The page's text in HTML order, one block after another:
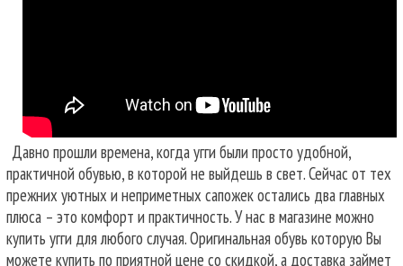
Давно прошли времена, когда угги были просто удобной,
практичной обувью, в которой не выйдешь в свет. Сейчас от тех
прежних уютных и неприметных сапожек остались два главных
плюса – это комфорт и практичность. У нас в магазине можно
купить угги для любого случая.Оригинальная обувь которую Вы
можете купить по приятной цене со скидкой, а доставка займет